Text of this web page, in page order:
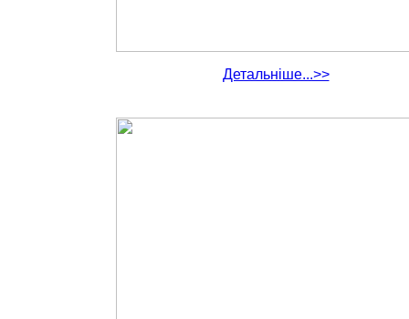
Детальніше...>>